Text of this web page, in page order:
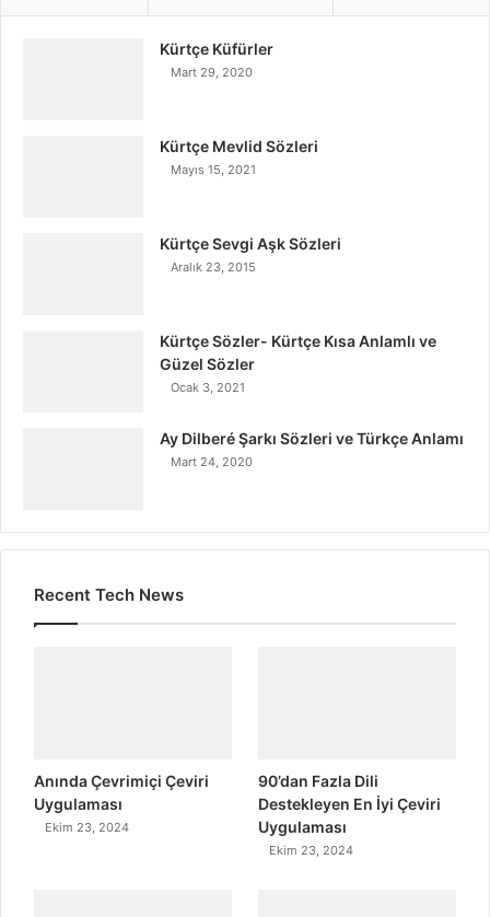
Kürtçe Küfürler
Mart 29, 2020
Kürtçe Mevlid Sözleri
Mayıs 15, 2021
Kürtçe Sevgi Aşk Sözleri
Aralık 23, 2015
Kürtçe Sözler- Kürtçe Kısa Anlamlı ve
Güzel Sözler
Ocak 3, 2021
Ay Dilberé Şarkı Sözleri ve Türkçe Anlamı
Mart 24, 2020
Recent Tech News
Anında Çevrimiçi Çeviri
Uygulaması
Ekim 23, 2024
90’dan Fazla Dili
Destekleyen En İyi Çeviri
Uygulaması
Ekim 23, 2024